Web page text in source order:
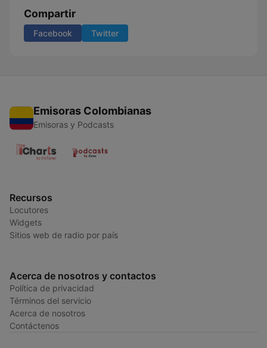
Compartir
Facebook Twitter
Emisoras Colombianas
Emisoras y Podcasts
Recursos
Locutores
Widgets
Sitios web de radio por país
Acerca de nosotros y contactos
Política de privacidad
Términos del servicio
Acerca de nosotros
Contáctenos